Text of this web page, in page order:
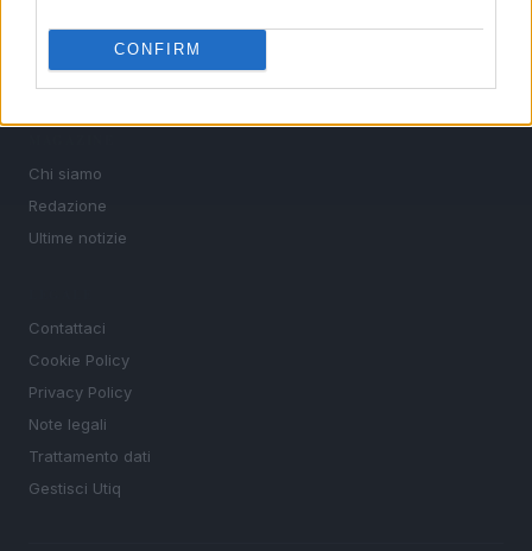
CONFIRM
Chi siamo
Redazione
Ultime notizie
Contattaci
Cookie Policy
Privacy Policy
Note legali
Trattamento dati
Gestisci Utiq